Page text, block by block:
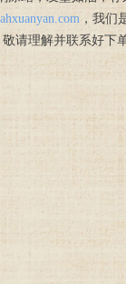
，我们
请理解并联系好下